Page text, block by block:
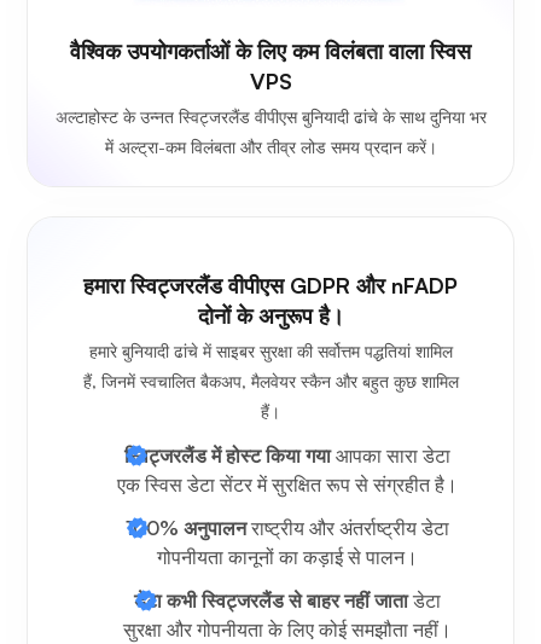
वैश्विक उपयोगकर्ताओं के लिए कम विलंबता वाला स्विस
VPS
अल्टाहोस्ट के उन्नत स्विट्जरलैंड वीपीएस बुनियादी ढांचे के साथ दुनिया भर
में अल्ट्रा-कम विलंबता और तीव्र लोड समय प्रदान करें।
हमारा स्विट्जरलैंड वीपीएस GDPR और nFADP
दोनों के अनुरूप है।
हमारे बुनियादी ढांचे में साइबर सुरक्षा की सर्वोत्तम पद्धतियां शामिल
हैं, जिनमें स्वचालित बैकअप, मैलवेयर स्कैन और बहुत कुछ शामिल
हैं।
स्विट्जरलैंड में होस्ट किया गयाआपका सारा डेटा
एक स्विस डेटा सेंटर में सुरक्षित रूप से संग्रहीत है।
100% अनुपालनराष्ट्रीय और अंतर्राष्ट्रीय डेटा
गोपनीयता कानूनों का कड़ाई से पालन।
डेटा कभी स्विट्जरलैंड से बाहर नहीं जाताडेटा
सुरक्षा और गोपनीयता के लिए कोई समझौता नहीं।